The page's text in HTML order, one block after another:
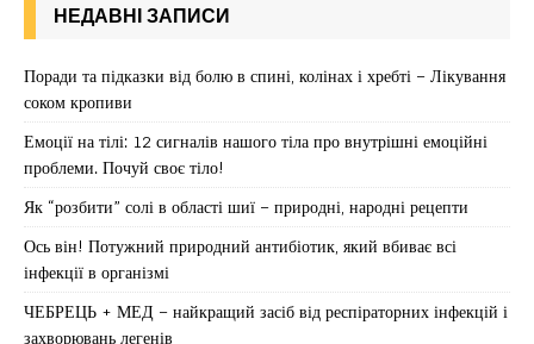
НЕДАВНІ ЗАПИСИ
Поради та підказки від болю в спині, колінах і хребті – Лікування
соком кропиви
Емоції на тілі: 12 сигналів нашого тіла про внутрішні емоційні
проблеми. Почуй своє тіло!
Як “розбити” солі в області шиї – природні, народні рецепти
Ось він! Потужний природний антибіотик, який вбиває всі
інфекції в організмі
ЧЕБРЕЦЬ + МЕД – найкращий засіб від респіраторних інфекцій і
захворювань легенів